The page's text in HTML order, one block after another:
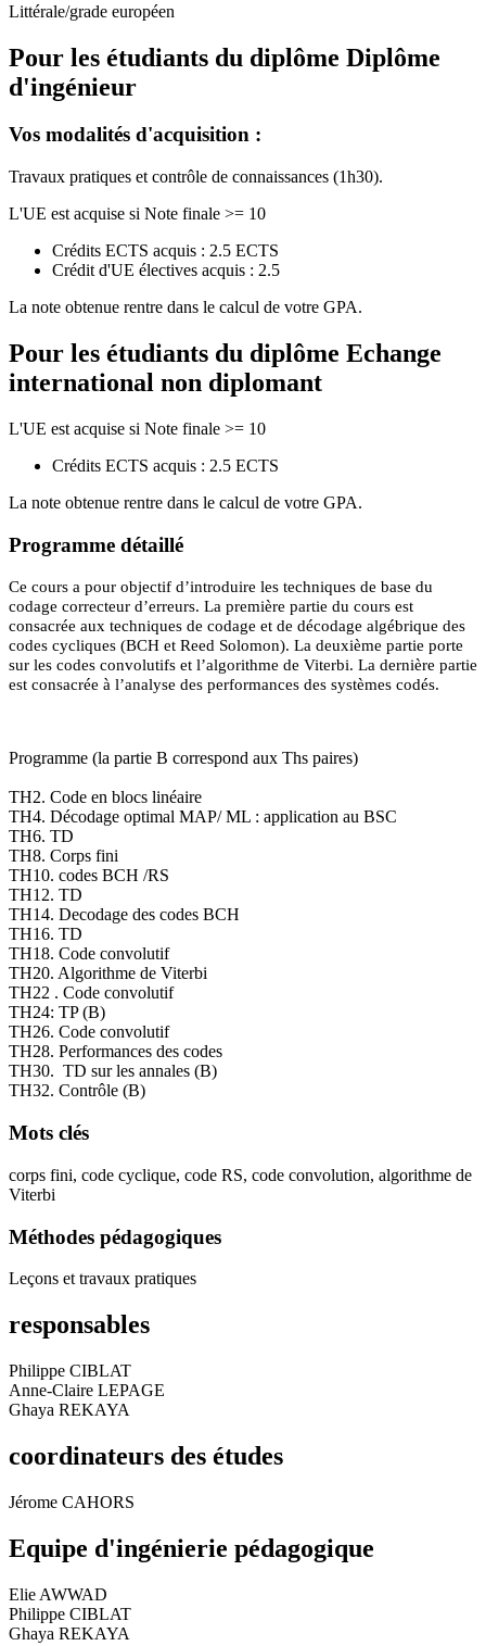
Littérale/grade européen
Pour les étudiants du diplôme Diplôme
d'ingénieur
Vos modalités d'acquisition :
Travaux pratiques et contrôle de connaissances (1h30).
L'UE est acquise si Note finale >= 10
Crédits ECTS acquis : 2.5 ECTS
Crédit d'UE électives acquis : 2.5
La note obtenue rentre dans le calcul de votre GPA.
Pour les étudiants du diplôme Echange
international non diplomant
L'UE est acquise si Note finale >= 10
Crédits ECTS acquis : 2.5 ECTS
La note obtenue rentre dans le calcul de votre GPA.
Programme détaillé
Ce cours a pour objectif d’introduire les techniques de base du
codage correcteur d’erreurs. La première partie du cours est
consacrée aux techniques de codage et de décodage algébrique des
codes cycliques (BCH et Reed Solomon). La deuxième partie porte
sur les codes convolutifs et l’algorithme de Viterbi. La dernière partie
est consacrée à l’analyse des performances des systèmes codés.
Programme (la partie B correspond aux Ths paires)
TH2. Code en blocs linéaire
TH4. Décodage optimal MAP/ ML : application au BSC
TH6. TD
TH8. Corps fini
TH10. codes BCH /RS
TH12. TD
TH14. Decodage des codes BCH
TH16. TD
TH18. Code convolutif
TH20. Algorithme de Viterbi
TH22 . Code convolutif
TH24: TP (B)
TH26. Code convolutif
TH28. Performances des codes
TH30. TD sur les annales (B)
TH32. Contrôle (B)
Mots clés
corps fini, code cyclique, code RS, code convolution, algorithme de
Viterbi
Méthodes pédagogiques
Leçons et travaux pratiques
responsables
Philippe CIBLAT
Anne-Claire LEPAGE
Ghaya REKAYA
coordinateurs des études
Jérome CAHORS
Equipe d'ingénierie pédagogique
Elie AWWAD
Philippe CIBLAT
Ghaya REKAYA